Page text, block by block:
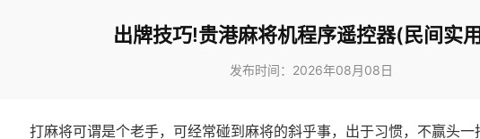
出牌技巧!贵港麻将机程序遥控器(民间实
发布时间：2026年08月08日
打麻将可谓是个老手，可经常碰到麻将的斜乎事，出于习惯，不赢头